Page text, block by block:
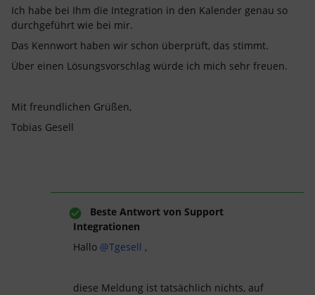
Ich habe bei Ihm die Integration in den Kalender genau so
durchgeführt wie bei mir.
Das Kennwort haben wir schon überprüft, das stimmt.
Über einen Lösungsvorschlag würde ich mich sehr freuen.
Mit freundlichen Grüßen,
Tobias Gesell
Beste Antwort von Support
Integrationen
Hallo @Tgesell ,
diese Meldung ist tatsächlich nichts, auf